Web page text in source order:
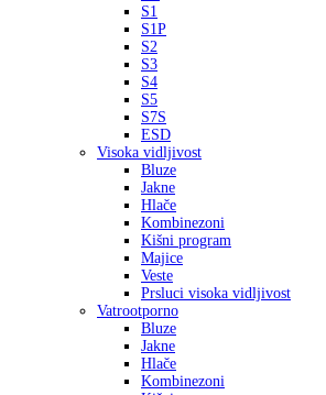
S1
S1P
S2
S3
S4
S5
S7S
ESD
Visoka vidljivost
Bluze
Jakne
Hlače
Kombinezoni
Kišni program
Majice
Veste
Prsluci visoka vidljivost
Vatrootporno
Bluze
Jakne
Hlače
Kombinezoni